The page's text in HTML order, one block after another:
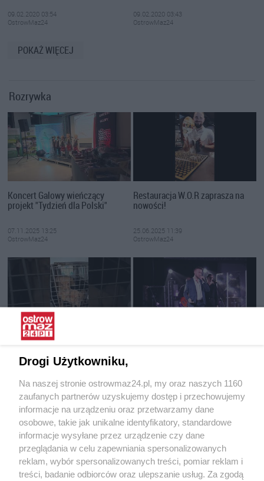
09.02.2020 03:54
OstrowMaz24
09.02.2020 03:43
OstrowMaz24
POKAŻ WIĘCEJ
Rozrywka
Koncert Galowy wieńczący
projekt "Tydzień dla Polski"
07.11.2025 13:25
OstrowMaz24
Restauracja W.O.R zaprasza na
nowości!
25.06.2025 11:39
OstrowMaz24
Interwencja Pogotowia dla
OstrowMaz24
OstrowMaz24
Drogi Użytkowniku,
Na naszej stronie ostrowmaz24.pl, my oraz naszych 1160
zaufanych partnerów uzyskujemy dostęp i przechowujemy
informacje na urządzeniu oraz przetwarzamy dane
osobowe, takie jak unikalne identyfikatory, standardowe
informacje wysyłane przez urządzenie czy dane
przeglądania w celu zapewniania spersonalizowanych
reklam, wybór spersonalizowanych treści, pomiar reklam i
treści, badanie odbiorców oraz ulepszanie usług. Za zgodą